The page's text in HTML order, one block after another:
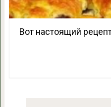
Вот настоящий